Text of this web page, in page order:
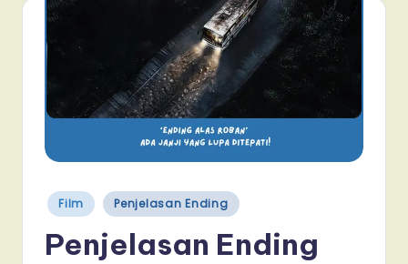
Posted
in
Film Penjelasan Ending
Penjelasan Ending